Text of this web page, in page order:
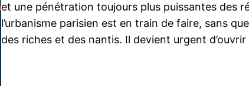
et une pénétration toujours plus puissantes des
l’urbanisme parisien est en train de faire, sans
des riches et des nantis. Il devient urgent